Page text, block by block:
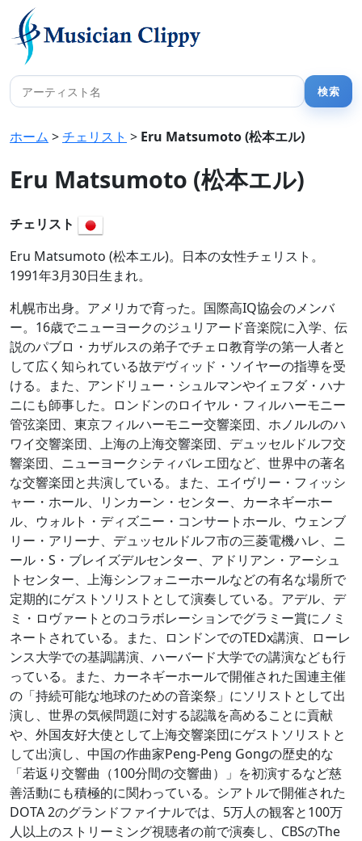
ホーム >チェリスト > Eru Matsumoto (松本エル)
Eru Matsumoto (松本エル)
チェリスト
Eru Matsumoto (松本エル)。日本の女性チェリスト。
1991年3月30日生まれ。
札幌市出身。アメリカで育った。国際高IQ協会のメンバ
ー。16歳でニューヨークのジュリアード音楽院に入学、伝
説のパブロ・カザルスの弟子でチェロ教育学の第一人者と
して広く知られている故デヴィッド・ソイヤーの指導を受
ける。また、アンドリュー・シュルマンやイェフダ・ハナ
ニにも師事した。ロンドンのロイヤル・フィルハーモニー
管弦楽団、東京フィルハーモニー交響楽団、ホノルルのハ
ワイ交響楽団、上海の上海交響楽団、デュッセルドルフ交
響楽団、ニューヨークシティバレエ団など、世界中の著名
な交響楽団と共演している。また、エイヴリー・フィッシ
ャー・ホール、リンカーン・センター、カーネギーホー
ル、ウォルト・ディズニー・コンサートホール、ウェンブ
リー・アリーナ、デュッセルドルフ市の三菱電機ハレ、ニ
ール・S・ブレイズデルセンター、アドリアン・アーシュ
トセンター、上海シンフォニーホールなどの有名な場所で
定期的にゲストソリストとして演奏している。アデル、デ
ミ・ロヴァートとのコラボレーションでグラミー賞にノミ
ネートされている。また、ロンドンでのTEDx講演、ローレ
ンス大学での基調講演、ハーバード大学での講演なども行
っている。また、カーネギーホールで開催された国連主催
の「持続可能な地球のための音楽祭」にソリストとして出
演し、世界の気候問題に対する認識を高めることに貢献
や、外国友好大使として上海交響楽団にゲストソリストと
して出演し、中国の作曲家Peng-Peng Gongの歴史的な
「若返り交響曲（100分間の交響曲）」を初演するなど慈
善活動にも積極的に関わっている。シアトルで開催された
DOTA 2のグランドファイナルでは、5万人の観客と100万
人以上のストリーミング視聴者の前で演奏し、CBSのThe